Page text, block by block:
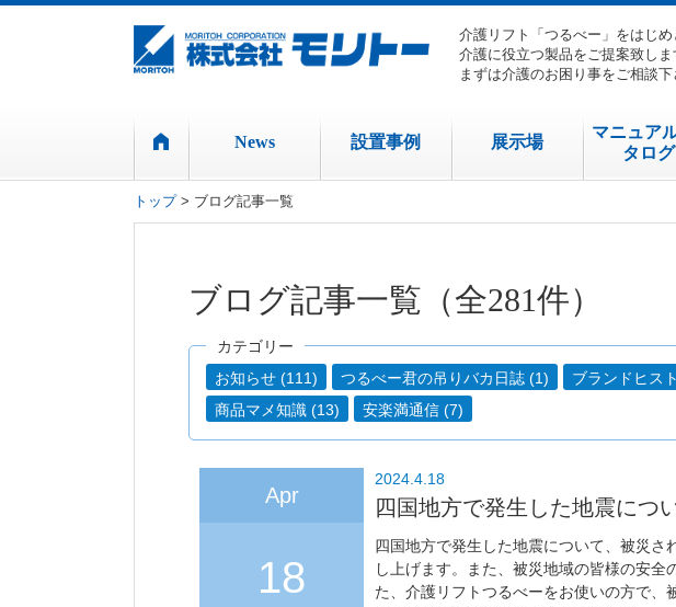
介護リフト「つるべー」をはじめ
介護に役立つ製品をご提案致しま
まずは介護のお困り事をご相談下
News 設置事例 展示場
マニュア
タログ
トップ> ブログ記事一覧
ブログ記事一覧（全281件）
カテゴリー
お知らせ (111)
つるべー君の吊りバカ日誌 (1) ブランドヒス
商品マメ知識 (13)
安楽満通信 (7)
Apr
18
2024.4.18
四国地方で発生した地震につ
四国地方で発生した地震について、被災さ
し上げます。また、被災地域の皆様の安
た、介護リフトつるべーをお使いの方で、